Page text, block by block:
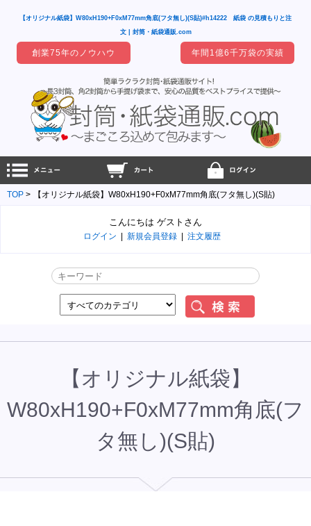
【オリジナル紙袋】W80xH190+F0xM77mm角底(フタ無し)(S貼)#h14222 紙袋 の見積もりと注
文 | 封筒・紙袋通販.com
創業75年のノウハウ 年間1億6千万袋の実績
TOP 【オリジナル紙袋】W80xH190+F0xM77mm角底(フタ無し)(S貼)
こんにちは ゲストさん
ログイン 新規会員登録 注文履歴
【オリジナル紙袋】
W80xH190+F0xM77mm角底(フ
タ無し)(S貼)